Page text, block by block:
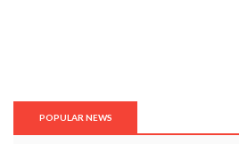
POPULAR NEWS